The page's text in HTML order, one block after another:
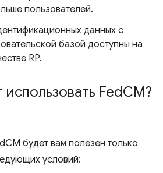
пользователей.
данных с
базой доступны на
RP.
FedCM?
будет вам полезен только
условий: